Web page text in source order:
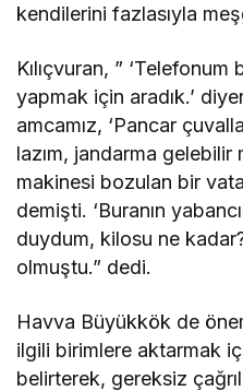
kendilerini fazlasıyla
Kılıçvuran, ”
yapmak için aradık.’
amcamız, ‘Pancar
lazım, jandarma gelebilir
makinesi bozulan bir
demişti. ‘Buranın
duydum, kilosu ne
olmuştu.” dedi.
Havva Büyükkök de
ilgili birimlere aktarmak
belirterek, gereksiz